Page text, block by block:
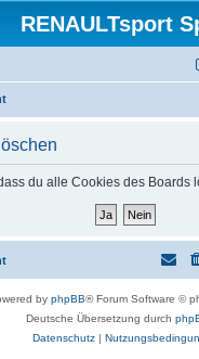
RENAULTsport
du alle Cookies des Boards
by phpBB® Forum Software ©
Deutsche Übersetzung durch
Datenschutz|